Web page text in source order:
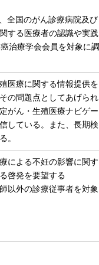
全国のがん診療病院及び
する医療者の認識や実践
治療学会会員を対象に調
医療に関する情報提供を
の問題点としてあげられ
がん・生殖医療ナビゲー
している。また、長期検
。
による不妊の影響に関す
啓発を要望する
以外の診療従事者を対象